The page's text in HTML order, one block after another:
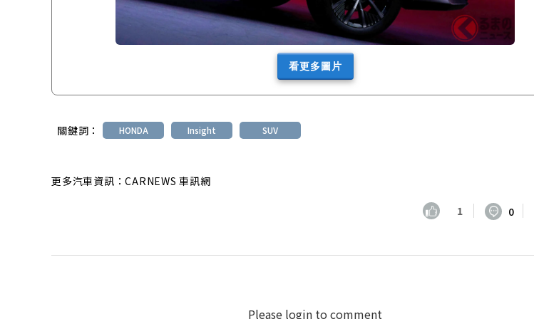
看更多圖片
關鍵詞： HONDA Insight SUV
更多汽車資訊：CARNEWS 車訊網
1 0
Please login to comment